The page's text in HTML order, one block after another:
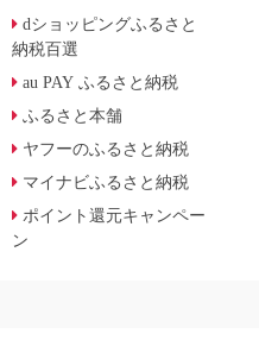
dショッピングふるさと
納税百選
au PAY ふるさと納税
ふるさと本舗
ヤフーのふるさと納税
マイナビふるさと納税
ポイント還元キャンペー
ン